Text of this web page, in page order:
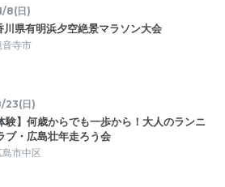
8(日)
川県有明浜夕空絶景マラソン大会
音寺市
23(日)
験】何歳からでも一歩から！大人のランニ
ブ・広島壮年走ろう会
市中区